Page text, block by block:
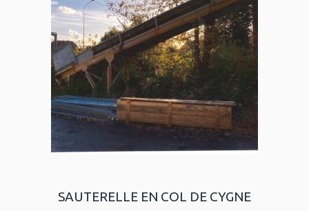
SAUTERELLE EN COL DE CYGNE